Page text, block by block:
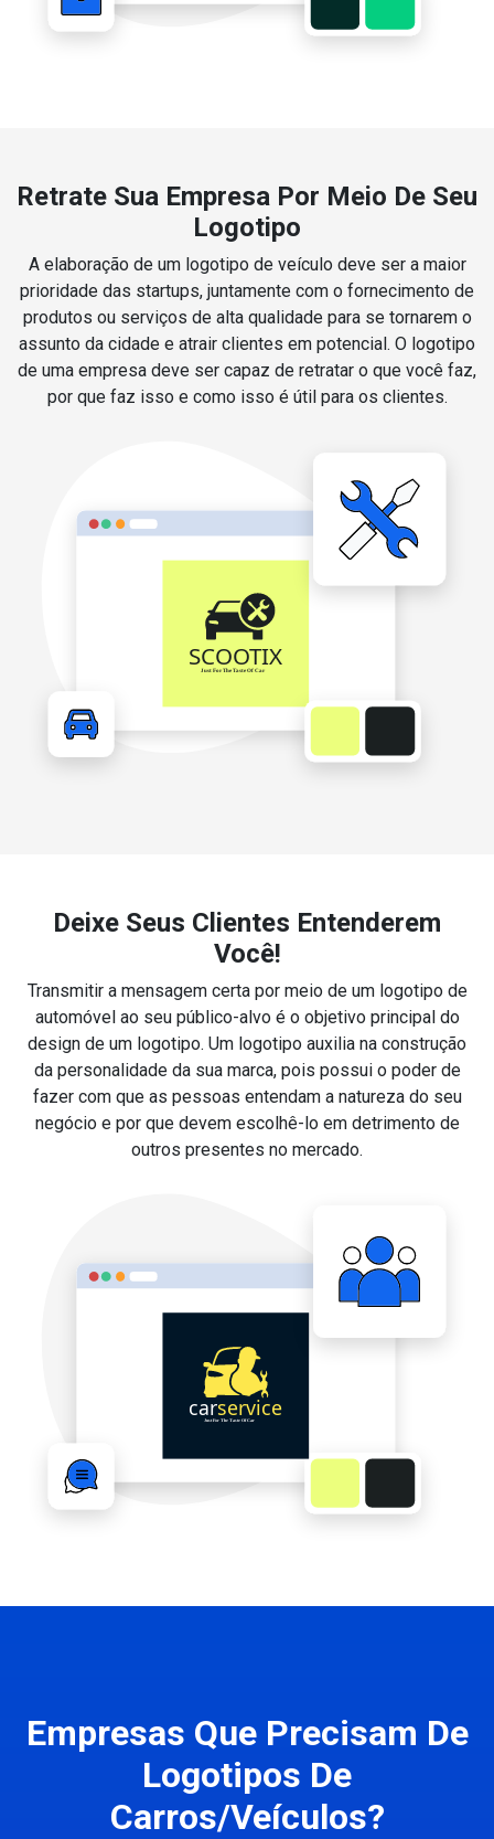
Retrate Sua Empresa Por Meio De Seu
Logotipo
A elaboração de um logotipo de veículo deve ser a maior
prioridade das startups, juntamente com o fornecimento de
produtos ou serviços de alta qualidade para se tornarem o
assunto da cidade e atrair clientes em potencial. O logotipo
de uma empresa deve ser capaz de retratar o que você faz,
por que faz isso e como isso é útil para os clientes.
Deixe Seus Clientes Entenderem
Você!
Transmitir a mensagem certa por meio de um logotipo de
automóvel ao seu público-alvo é o objetivo principal do
design de um logotipo. Um logotipo auxilia na construção
da personalidade da sua marca, pois possui o poder de
fazer com que as pessoas entendam a natureza do seu
negócio e por que devem escolhê-lo em detrimento de
outros presentes no mercado.
Empresas Que Precisam De
Logotipos De
Carros/Veículos?